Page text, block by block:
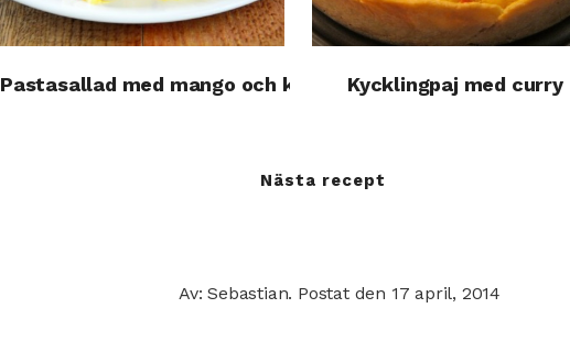
Pastasallad med mango och kycklingspettKycklingpaj med curry
Nästa recept
Av: Sebastian. Postat den 17 april, 2014